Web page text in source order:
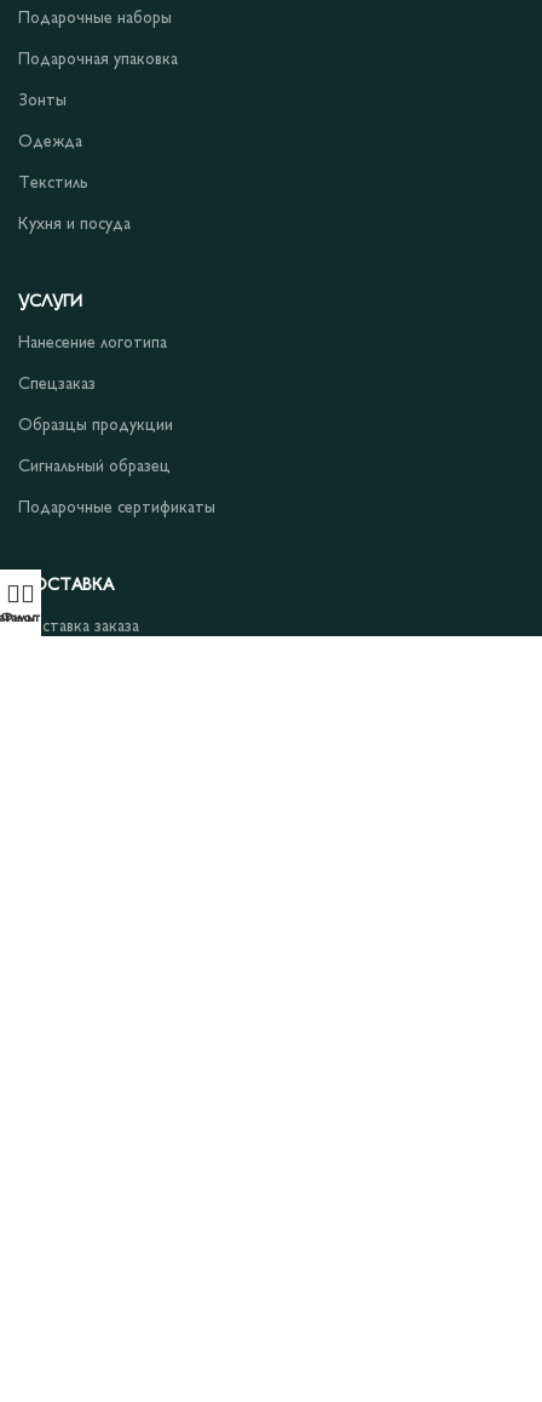
Подарочные наборы
Подарочная упаковка
Зонты
Одежда
Текстиль
Кухня и посуда
УСЛУГИ
Нанесение логотипа
Спецзаказ
Образцы продукции
Сигнальный образец
Подарочные сертификаты
ДОСТАВКА
Доставка заказа
Фильтры